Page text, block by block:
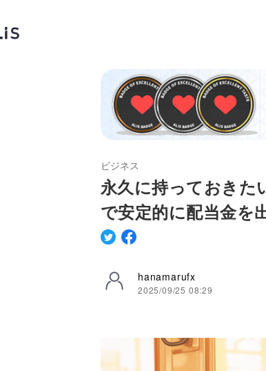
ビジネス
永久に持っておきた
で安定的に配当金を
hanamarufx
2025/09/25 08:29